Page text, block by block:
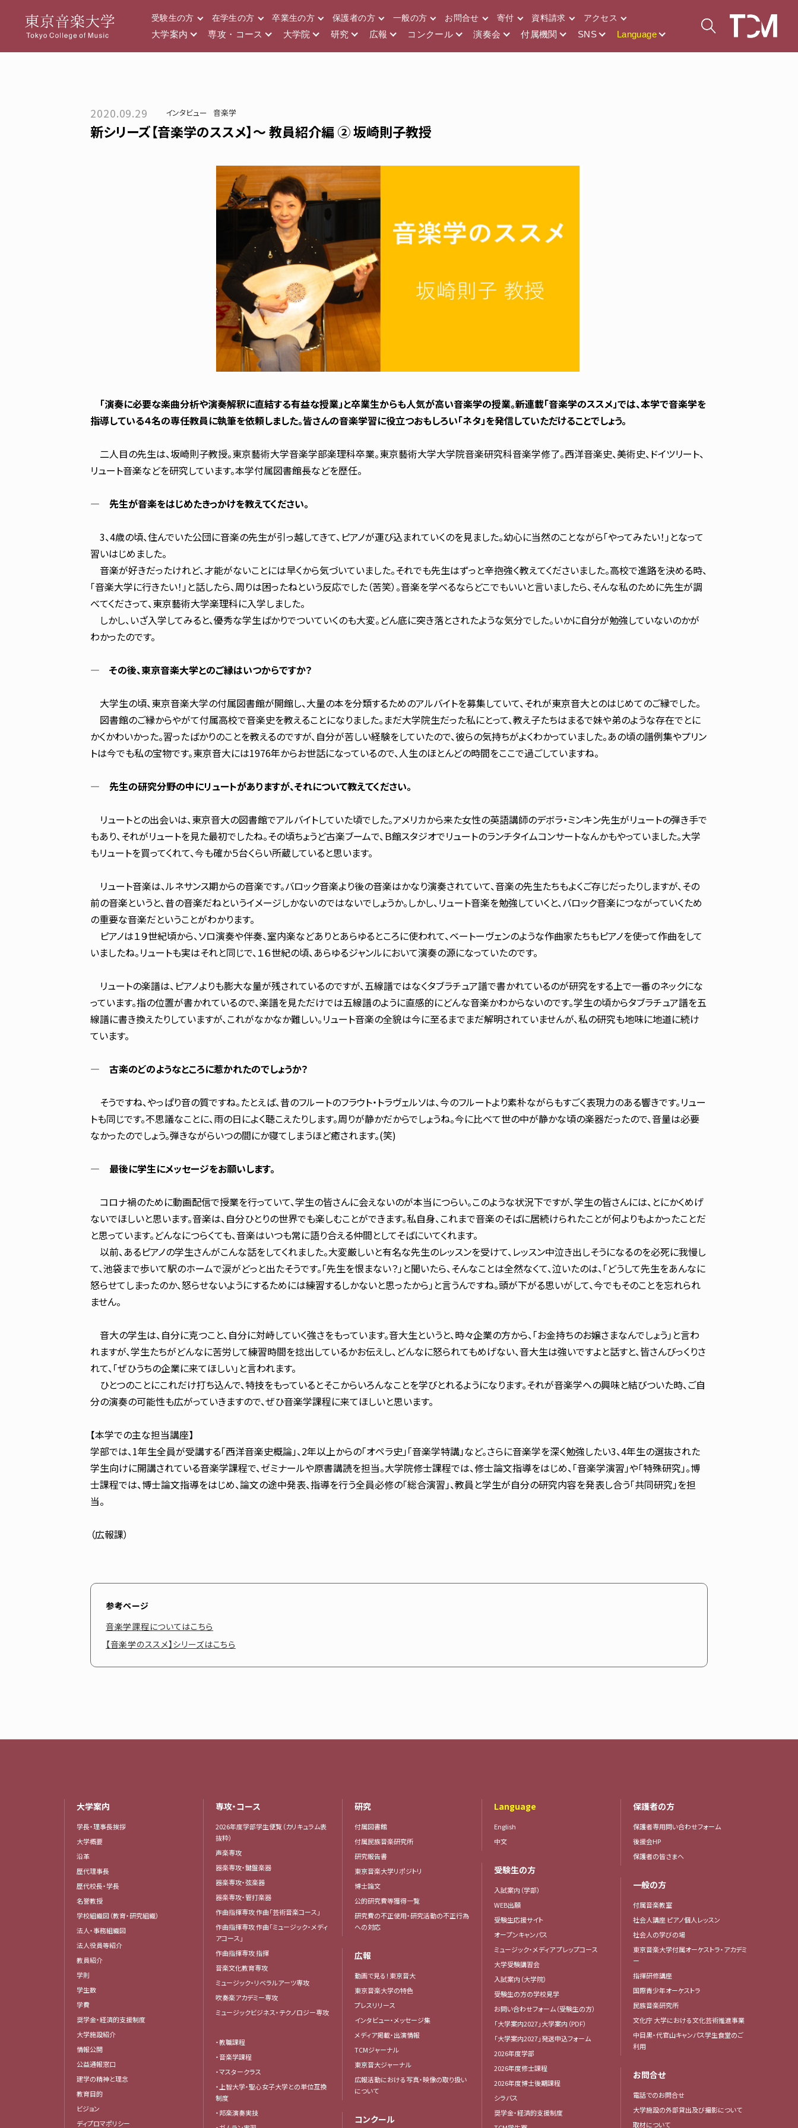
受験生の方 在学生の方 卒業生の方 保護者の方 一般の方 お問合せ 寄付 資料請求 アクセス
大学案内 専攻・コース 大学院 研究 広報 コンクール 演奏会 付属機関 SNS Language
2020.09.29 インタビュー 音楽学
新シリーズ【音楽学のススメ】～ 教員紹介編 ② 坂崎則子教授
「演奏に必要な楽曲分析や演奏解釈に直結する有益な授業」と卒業生からも人気が高い音楽学の授業。新連載「音楽学のススメ」では、本学で音楽学を
指導している４名の専任教員に執筆を依頼しました。皆さんの音楽学習に役立つおもしろい「ネタ」を発信していただけることでしょう。
二人目の先生は、坂崎則子教授。東京藝術大学音楽学部楽理科卒業。東京藝術大学大学院音楽研究科音楽学修了。西洋音楽史、美術史、ドイツリート、
リュート音楽などを研究しています。本学付属図書館長などを歴任。
― 先生が音楽をはじめたきっかけを教えてください。
3、4歳の頃、住んでいた公団に音楽の先生が引っ越してきて、ピアノが運び込まれていくのを見ました。幼心に当然のことながら「やってみたい！」となって
習いはじめました。
音楽が好きだったけれど、才能がないことには早くから気づいていました。それでも先生はずっと辛抱強く教えてくださいました。高校で進路を決める時、
「音楽大学に行きたい！」と話したら、周りは困ったねという反応でした（苦笑）。音楽を学べるならどこでもいいと言いましたら、そんな私のために先生が調
べてくださって、東京藝術大学楽理科に入学しました。
しかし、いざ入学してみると、優秀な学生ばかりでついていくのも大変。どん底に突き落とされたような気分でした。いかに自分が勉強していないのかが
わかったのです。
― その後、東京音楽大学とのご縁はいつからですか？
大学生の頃、東京音楽大学の付属図書館が開館し、大量の本を分類するためのアルバイトを募集していて、それが東京音大とのはじめてのご縁でした。
図書館のご縁からやがて付属高校で音楽史を教えることになりました。まだ大学院生だった私にとって、教え子たちはまるで妹や弟のような存在でとに
かくかわいかった。習ったばかりのことを教えるのですが、自分が苦しい経験をしていたので、彼らの気持ちがよくわかっていました。あの頃の譜例集やプリン
トは今でも私の宝物です。東京音大には1976年からお世話になっているので、人生のほとんどの時間をここで過ごしていますね。
― 先生の研究分野の中にリュートがありますが、それについて教えてください。
リュートとの出会いは、東京音大の図書館でアルバイトしていた頃でした。アメリカから来た女性の英語講師のデボラ・ミンキン先生がリュートの弾き手で
もあり、それがリュートを見た最初でしたね。その頃ちょうど古楽ブームで、Ｂ館スタジオでリュートのランチタイムコンサートなんかもやっていました。大学
もリュートを買ってくれて、今も確か５台くらい所蔵していると思います。
リュート音楽は、ルネサンス期からの音楽です。バロック音楽より後の音楽はかなり演奏されていて、音楽の先生たちもよくご存じだったりしますが、その
前の音楽というと、昔の音楽だねというイメージしかないのではないでしょうか。しかし、リュート音楽を勉強していくと、バロック音楽につながっていくため
の重要な音楽だということがわかります。
ピアノは１９世紀頃から、ソロ演奏や伴奏、室内楽などありとあらゆるところに使われて、ベートーヴェンのような作曲家たちもピアノを使って作曲をして
いましたね。リュートも実はそれと同じで、１６世紀の頃、あらゆるジャンルにおいて演奏の源になっていたのです。
リュートの楽譜は、ピアノよりも膨大な量が残されているのですが、五線譜ではなくタブラチュア譜で書かれているのが研究をする上で一番のネックにな
っています。指の位置が書かれているので、楽譜を見ただけでは五線譜のように直感的にどんな音楽かわからないのです。学生の頃からタブラチュア譜を五
線譜に書き換えたりしていますが、これがなかなか難しい。リュート音楽の全貌は今に至るまでまだ解明されていませんが、私の研究も地味に地道に続け
ています。
― 古楽のどのようなところに惹かれたのでしょうか？
そうですね、やっぱり音の質ですね。たとえば、昔のフルートのフラウト・トラヴェルソは、今のフルートより素朴ながらもすごく表現力のある響きです。リュー
トも同じです。不思議なことに、雨の日によく聴こえたりします。周りが静かだからでしょうね。今に比べて世の中が静かな頃の楽器だったので、音量は必要
なかったのでしょう。弾きながらいつの間にか寝てしまうほど癒されます。(笑)
― 最後に学生にメッセージをお願いします。
コロナ禍のために動画配信で授業を行っていて、学生の皆さんに会えないのが本当につらい。このような状況下ですが、学生の皆さんには、とにかくめげ
ないでほしいと思います。音楽は、自分ひとりの世界でも楽しむことができます。私自身、これまで音楽のそばに居続けられたことが何よりもよかったことだ
と思っています。どんなにつらくても、音楽はいつも常に語り合える仲間としてそばにいてくれます。
以前、あるピアノの学生さんがこんな話をしてくれました。大変厳しいと有名な先生のレッスンを受けて、レッスン中泣き出しそうになるのを必死に我慢し
て、池袋まで歩いて駅のホームで涙がどっと出たそうです。「先生を恨まない？」と聞いたら、そんなことは全然なくて、泣いたのは、「どうして先生をあんなに
怒らせてしまったのか、怒らせないようにするためには練習するしかないと思ったから」と言うんですね。頭が下がる思いがして、今でもそのことを忘れられ
ません。
音大の学生は、自分に克つこと、自分に対峙していく強さをもっています。音大生というと、時々企業の方から、「お金持ちのお嬢さまなんでしょう」と言わ
れますが、学生たちがどんなに苦労して練習時間を捻出しているかお伝えし、どんなに怒られてもめげない、音大生は強いですよと話すと、皆さんびっくりさ
れて、「ぜひうちの企業に来てほしい」と言われます。
ひとつのことにこれだけ打ち込んで、特技をもっているとそこからいろんなことを学びとれるようになります。それが音楽学への興味と結びついた時、ご自
分の演奏の可能性も広がっていきますので、ぜひ音楽学課程に来てほしいと思います。
【本学での主な担当講座】
学部では、1年生全員が受講する「西洋音楽史概論」、2年以上からの「オペラ史」「音楽学特講」など。さらに音楽学を深く勉強したい3、4年生の選抜された
学生向けに開講されている音楽学課程で、ゼミナールや原書講読を担当。大学院修士課程では、修士論文指導をはじめ、「音楽学演習」や「特殊研究」。博
士課程では、博士論文指導をはじめ、論文の途中発表、指導を行う全員必修の「総合演習」、教員と学生が自分の研究内容を発表し合う「共同研究」を担
当。
（広報課）
参考ページ
音楽学課程についてはこちら
【音楽学のススメ】シリーズはこちら
大学案内
学長・理事長挨拶
大学概要
沿革
歴代理事長
歴代校長・学長
名誉教授
学校組織図（教育・研究組織）
法人・事務組織図
法人役員等紹介
教員紹介
学則
学生数
学費
奨学金・経済的支援制度
大学施設紹介
情報公開
公益通報窓口
建学の精神と理念
教育目的
ビジョン
ディプロマポリシー
専攻・コース
2026年度学部学生便覧（カリキュラム表
抜粋）
声楽専攻
器楽専攻・鍵盤楽器
器楽専攻・弦楽器
器楽専攻・管打楽器
作曲指揮専攻 作曲「芸術音楽コース」
作曲指揮専攻 作曲「ミュージック・メディ
アコース」
作曲指揮専攻 指揮
音楽文化教育専攻
ミュージック・リベラルアーツ専攻
吹奏楽アカデミー専攻
ミュージックビジネス・テクノロジー専攻
・教職課程
・音楽学課程
・マスタークラス
・上智大学・聖心女子大学との単位互換
制度
・邦楽演奏実技
研究
付属図書館
付属民族音楽研究所
研究報告書
東京音楽大学リポジトリ
博士論文
公的研究費等獲得一覧
研究費の不正使用・研究活動の不正行為
への対応
広報
動画で見る！東京音大
東京音楽大学の特色
プレスリリース
インタビュー・メッセージ集
メディア掲載・出演情報
TCMジャーナル
東京音大ジャーナル
広報活動における写真・映像の取り扱い
について
コンクール
Language
English
中文
受験生の方
入試案内（学部）
WEB出願
受験生応援サイト
オープンキャンパス
ミュージック・メディア プレップコース
大学受験講習会
入試案内（大学院）
受験生の方の学校見学
お問い合わせフォーム（受験生の方）
「大学案内2027」大学案内（PDF）
「大学案内2027」発送申込フォーム
2026年度学部
2026年度修士課程
2026年度博士後期課程
シラバス
奨学金・経済的支援制度
保護者の方
保護者専用問い合わせフォーム
後援会HP
保護者の皆さまへ
一般の方
付属音楽教室
社会人講座 ピアノ個人レッスン
社会人の学びの場
東京音楽大学付属オーケストラ・アカデミ
ー
指揮研修講座
国際青少年オーケストラ
民族音楽研究所
文化庁 大学における文化芸術推進事業
中目黒・代官山キャンパス学生食堂のご
利用
お問合せ
電話でのお問合せ
大学施設の外部貸出及び撮影について
取材について